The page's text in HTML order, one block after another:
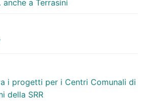
a Terrasini
i progetti per i Centri Comunali di
della SRR